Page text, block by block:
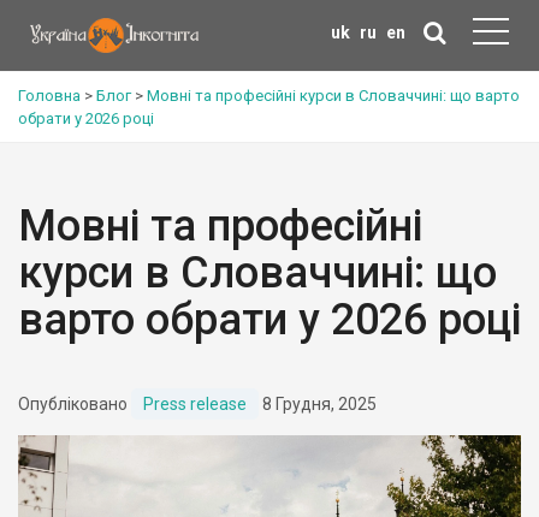
uk ru en
Головна > Блог> Мовні та професійні курси в Словаччині: що варто
обрати у 2026 році
Мовні та професійні
курси в Словаччині: що
варто обрати у 2026 році
Опубліковано Press release 8 Грудня, 2025